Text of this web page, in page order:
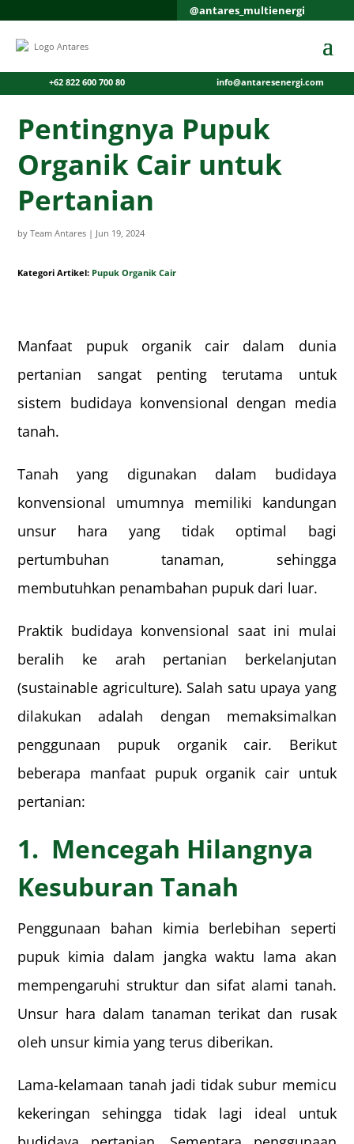
@antares_multienergi
+62 822 600 700 80 info@antaresenergi.com
Pentingnya Pupuk
Organik Cair untuk
Pertanian
byTeam Antares | Jun 19, 2024
Kategori Artikel: Pupuk Organik Cair
Manfaat pupuk organik cair dalam dunia
pertanian sangat penting terutama untuk
sistem budidaya konvensional dengan media
tanah.
Tanah yang digunakan dalam budidaya
konvensional umumnya memiliki kandungan
unsur hara yang tidak optimal bagi
pertumbuhan tanaman, sehingga
membutuhkan penambahan pupuk dari luar.
Praktik budidaya konvensional saat ini mulai
beralih ke arah pertanian berkelanjutan
(sustainable agriculture). Salah satu upaya yang
dilakukan adalah dengan memaksimalkan
penggunaan pupuk organik cair. Berikut
beberapa manfaat pupuk organik cair untuk
pertanian:
1. Mencegah Hilangnya
Kesuburan Tanah
Penggunaan bahan kimia berlebihan seperti
pupuk kimia dalam jangka waktu lama akan
mempengaruhi struktur dan sifat alami tanah.
Unsur hara dalam tanaman terikat dan rusak
oleh unsur kimia yang terus diberikan.
Lama-kelamaan tanah jadi tidak subur memicu
kekeringan sehingga tidak lagi ideal untuk